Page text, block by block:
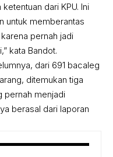
dari KPU. Ini
untuk memberantas
pernah jadi
kata Bandot.
dari 691 bacaleg
ditemukan tiga
pernah menjadi
berasal dari laporan